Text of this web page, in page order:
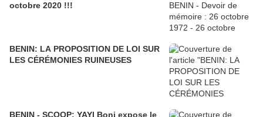
octobre 2020 !!!
BENIN: LA PROPOSITION DE LOI SUR
LES CÉRÉMONIES RUINEUSES
BENIN - SCOOP: YAYI Boni expose le